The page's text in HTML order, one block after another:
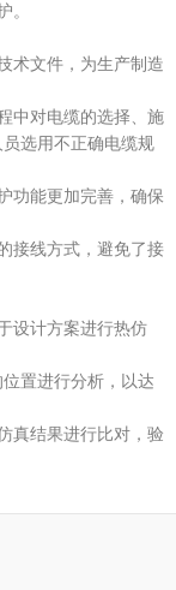
。
术文件，为生产制造
中对电缆的选择、施
选用不正确电缆规
功能更加完善，确保
接线方式，避免了接
设计方案进行热仿
置进行分析，以达
真结果进行比对，验